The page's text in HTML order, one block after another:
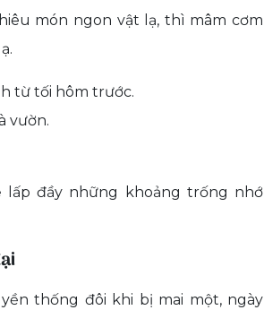
món ngon vật lạ, thì mâm cơm
từ tối hôm trước.
vườn.
lấp đầy những khoảng trống nhớ
thống đôi khi bị mai một, ngày